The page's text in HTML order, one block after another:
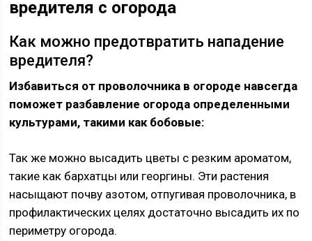
вредителя с огорода
Как можно предотвратить нападение
вредителя?
Избавиться от проволочника в огороде навсегда
поможет разбавление огорода определенными
культурами, такими как бобовые:
Так же можно высадить цветы с резким ароматом,
такие как бархатцы или георгины. Эти растения
насыщают почву азотом, отпугивая проволочника, в
профилактических целях достаточно высадить их по
периметру огорода.